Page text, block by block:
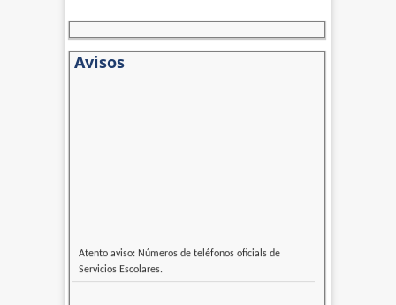
Avisos
Atento aviso: Números de teléfonos oficials de
Servicios Escolares.